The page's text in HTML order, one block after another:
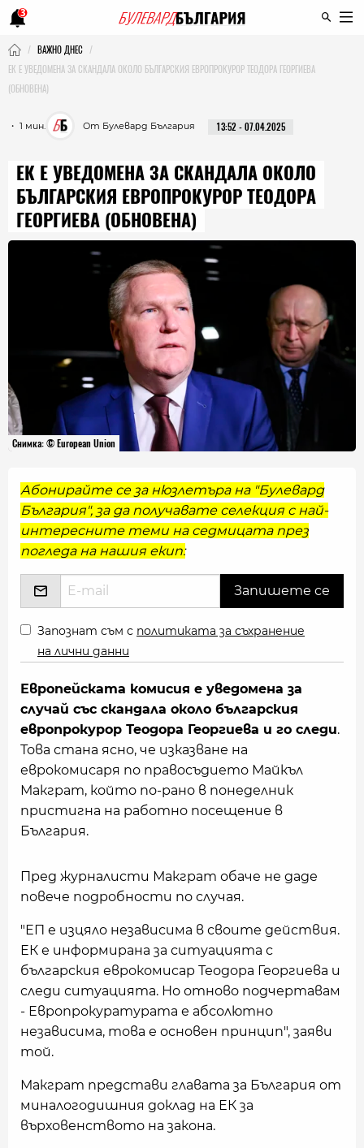
3
ВАЖНО ДНЕС
ЕК Е УВЕДОМЕНА ЗА СКАНДАЛА ОКОЛО БЪЛГАРСКИЯ ЕВРОПРОКУРОР ТЕОДОРА ГЕОРГИЕВА
(ОБНОВЕНА)
・ 1 мин. От Булевард България 13:52 - 07.04.2025
ЕК Е УВЕДОМЕНА ЗА СКАНДАЛА ОКОЛО
БЪЛГАРСКИЯ ЕВРОПРОКУРОР ТЕОДОРА
ГЕОРГИЕВА (ОБНОВЕНА)
Снимка: © European Union
Абонирайте се за нюзлетъра на "Булевард
България", за да получавате селекция с най-
интересните теми на седмицата през
погледа на нашия екип:
Запознат съм с политиката за съхранение
на лични данни
Европейската комисия е уведомена за
случай със скандала около българския
европрокурор Теодора Георгиева и го следи.
Това стана ясно, че изказване на
еврокомисаря по правосъдието Майкъл
Макграт, който по-рано в понеделник
пристигна на работно посещение в
България.
Пред журналисти Макграт обаче не даде
повече подробности по случая.
"ЕП е изцяло независима в своите действия.
ЕК е информирана за ситуацията с
българския еврокомисар Теодора Георгиева и
следи ситуацията. Но отново подчертавам
- Европрокуратурата е абсолютно
независима, това е основен принцип", заяви
той.
Макграт представи главата за България от
миналогодишния доклад на ЕК за
върховенството на закона.